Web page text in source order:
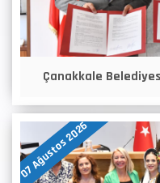
Çanakkale
07 Ağustos 2026